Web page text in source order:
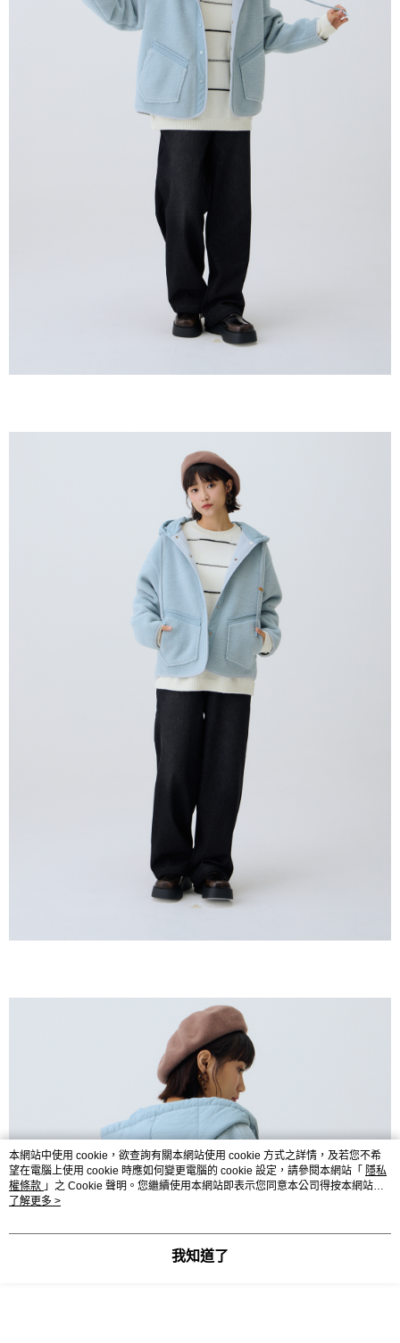
本網站中使用 cookie，欲查詢有關本網站使用 cookie 方式之詳情，及若您不希
望在電腦上使用 cookie 時應如何變更電腦的 cookie 設定，請參閱本網站「 隱私
權條款 」之 Cookie 聲明。您繼續使用本網站即表示您同意本公司得按本網站使
用條款之 Cookie 聲明使用 cookie。
了解更多 >
我知道了